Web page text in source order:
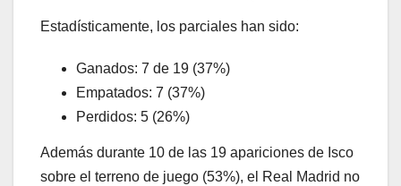
Estadísticamente, los parciales han sido:
Ganados: 7 de 19 (37%)
Empatados: 7 (37%)
Perdidos: 5 (26%)
Además durante 10 de las 19 apariciones de Isco
sobre el terreno de juego (53%), el Real Madrid no